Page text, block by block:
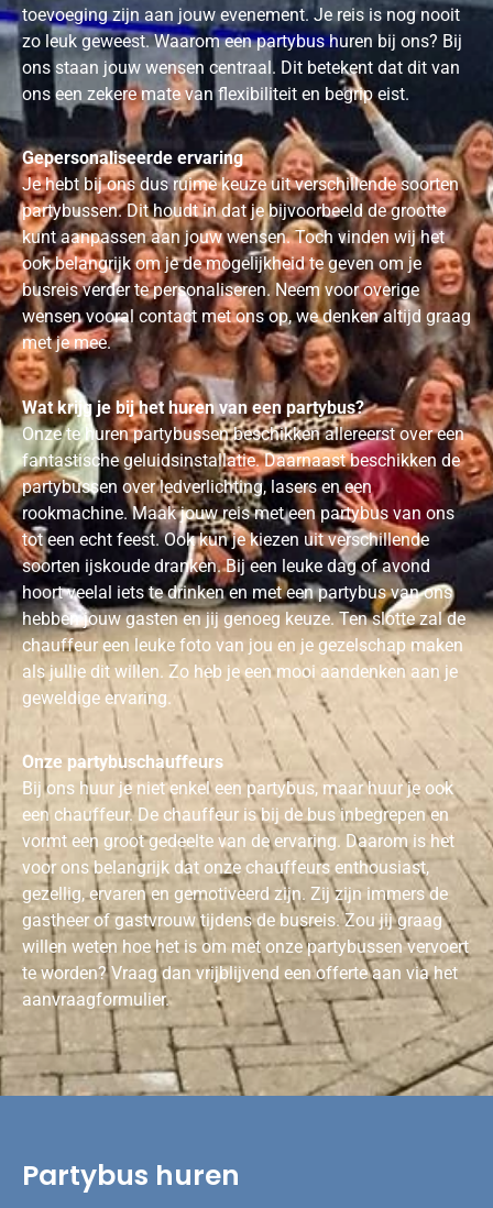
toevoeging zijn aan jouw evenement. Je reis is nog nooit
zo leuk geweest. Waarom een partybus huren bij ons? Bij
ons staan jouw wensen centraal. Dit betekent dat dit van
ons een zekere mate van flexibiliteit en begrip eist.
Gepersonaliseerde ervaring
Je hebt bij ons dus ruime keuze uit verschillende soorten
partybussen. Dit houdt in dat je bijvoorbeeld de grootte
kunt aanpassen aan jouw wensen. Toch vinden wij het
ook belangrijk om je de mogelijkheid te geven om je
busreis verder te personaliseren. Neem voor overige
wensen vooral contact met ons op, we denken altijd graag
met je mee.
Wat krijg je bij het huren van een partybus?
Onze te huren partybussen beschikken allereerst over een
fantastische geluidsinstallatie. Daarnaast beschikken de
partybussen over ledverlichting, lasers en een
rookmachine. Maak jouw reis met een partybus van ons
tot een echt feest. Ook kun je kiezen uit verschillende
soorten ijskoude dranken. Bij een leuke dag of avond
hoort veelal iets te drinken en met een partybus van ons
hebben jouw gasten en jij genoeg keuze. Ten slotte zal de
chauffeur een leuke foto van jou en je gezelschap maken
als jullie dit willen. Zo heb je een mooi aandenken aan je
geweldige ervaring.
Onze partybuschauffeurs
Bij ons huur je niet enkel een partybus, maar huur je ook
een chauffeur. De chauffeur is bij de bus inbegrepen en
vormt een groot gedeelte van de ervaring. Daarom is het
voor ons belangrijk dat onze chauffeurs enthousiast,
gezellig, ervaren en gemotiveerd zijn. Zij zijn immers de
gastheer of gastvrouw tijdens de busreis. Zou jij graag
willen weten hoe het is om met onze partybussen vervoert
te worden? Vraag dan vrijblijvend een offerte aan via het
aanvraagformulier.
Partybus huren